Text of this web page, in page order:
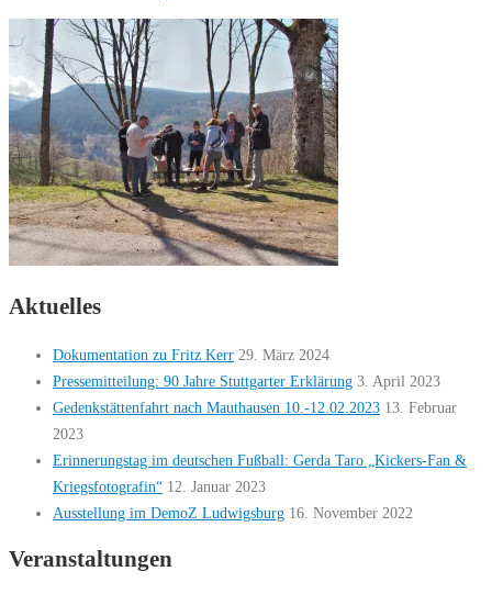
Aktuelles
Dokumentation zu Fritz Kerr 29. März 2024
Pressemitteilung: 90 Jahre Stuttgarter Erklärung 3. April 2023
Gedenkstättenfahrt nach Mauthausen 10.-12.02.2023 13. Februar
2023
Erinnerungstag im deutschen Fußball: Gerda Taro „Kickers-Fan &
Kriegsfotografin“ 12. Januar 2023
Ausstellung im DemoZ Ludwigsburg 16. November 2022
Veranstaltungen